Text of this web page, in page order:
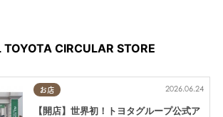
CIRCULAR STORE
お店 2026.06.24
【開店】世界初！トヨタグループ公式ア